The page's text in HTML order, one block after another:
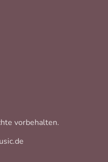
vorbehalten.